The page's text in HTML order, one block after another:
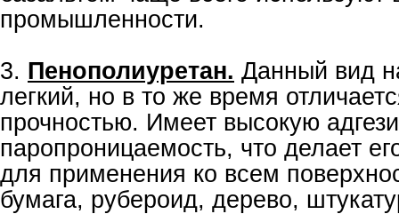
промышленности.
3. Пенополиуретан. Данный вид
легкий, но в то же время
прочностью. Имеет высокую
паропроницаемость, что делает
для применения ко всем
бумага, рубероид, дерево,